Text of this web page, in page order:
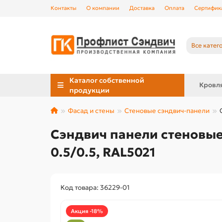
Контакты О компании Доставка Оплата
Все
Каталог собственной
продукции
Фасад и стены Стеновые сэндвич-панели
Сэндвич панели
0.5/0.5, RAL5021
Код товара: 36229-01
Акция -18%